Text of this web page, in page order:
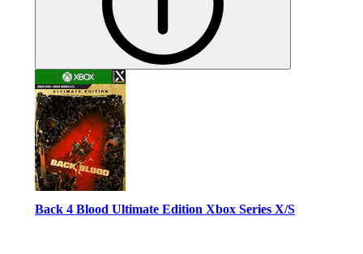
Back 4 Blood Ultimate Edition Xbox Series X/S